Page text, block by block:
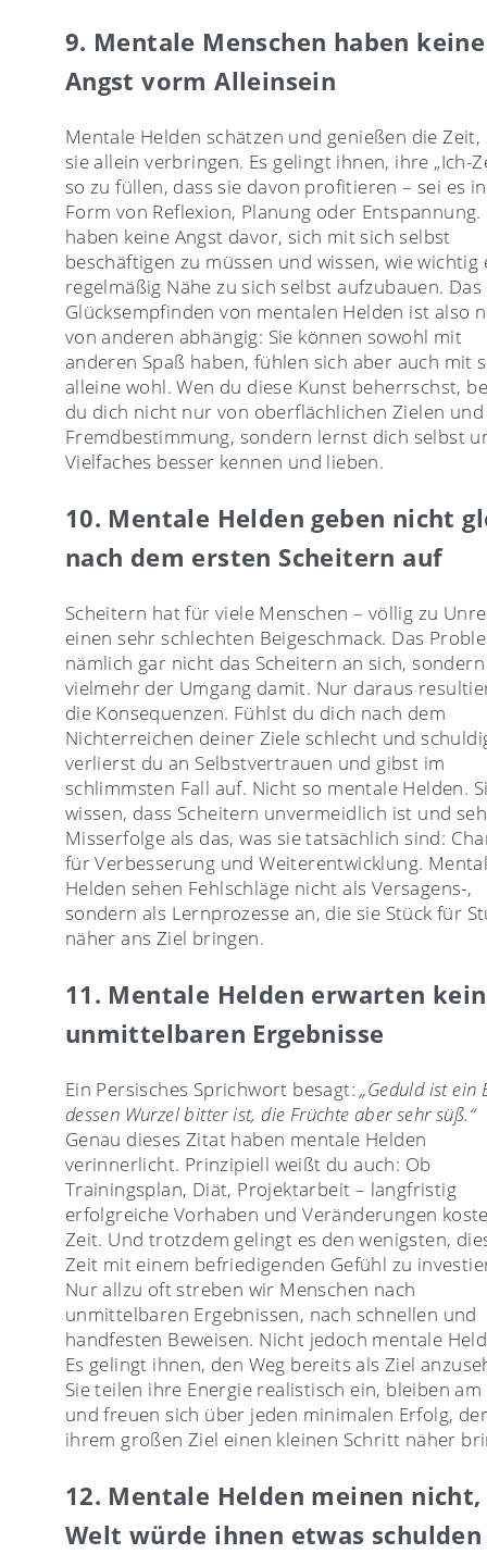
9. Mentale Menschen haben keine
Angst vorm Alleinsein
Mentale Helden schätzen und genießen die Zeit,
sie allein verbringen. Es gelingt ihnen, ihre „Ich-
so zu füllen, dass sie davon profitieren – sei es in
Form von Reflexion, Planung oder Entspannung.
haben keine Angst davor, sich mit sich selbst
beschäftigen zu müssen und wissen, wie wichtig
regelmäßig Nähe zu sich selbst aufzubauen. Das
Glücksempfinden von mentalen Helden ist also
von anderen abhängig: Sie können sowohl mit
anderen Spaß haben, fühlen sich aber auch mit
alleine wohl. Wen du diese Kunst beherrschst,
du dich nicht nur von oberflächlichen Zielen und
Fremdbestimmung, sondern lernst dich selbst
Vielfaches besser kennen und lieben.
10. Mentale Helden geben nicht
nach dem ersten Scheitern auf
Scheitern hat für viele Menschen – völlig zu
einen sehr schlechten Beigeschmack. Das
nämlich gar nicht das Scheitern an sich, sondern
vielmehr der Umgang damit. Nur daraus
die Konsequenzen. Fühlst du dich nach dem
Nichterreichen deiner Ziele schlecht und
verlierst du an Selbstvertrauen und gibst im
schlimmsten Fall auf. Nicht so mentale Helden.
wissen, dass Scheitern unvermeidlich ist und
Misserfolge als das, was sie tatsächlich sind:
für Verbesserung und Weiterentwicklung.
Helden sehen Fehlschläge nicht als Versagens-,
sondern als Lernprozesse an, die sie Stück für
näher ans Ziel bringen.
11. Mentale Helden erwarten
unmittelbaren Ergebnisse
Ein Persisches Sprichwort besagt:„Geduld ist ein
dessen Wurzel bitter ist, die Früchte aber sehr süß.“
Genau dieses Zitat haben mentale Helden
verinnerlicht. Prinzipiell weißt du auch: Ob
Trainingsplan, Diät, Projektarbeit – langfristig
erfolgreiche Vorhaben und Veränderungen
Zeit. Und trotzdem gelingt es den wenigsten,
Zeit mit einem befriedigenden Gefühl zu
Nur allzu oft streben wir Menschen nach
unmittelbaren Ergebnissen, nach schnellen und
handfesten Beweisen. Nicht jedoch mentale
Es gelingt ihnen, den Weg bereits als Ziel
Sie teilen ihre Energie realistisch ein, bleiben am
und freuen sich über jeden minimalen Erfolg,
ihrem großen Ziel einen kleinen Schritt näher
12. Mentale Helden meinen
Welt würde ihnen etwas schulden